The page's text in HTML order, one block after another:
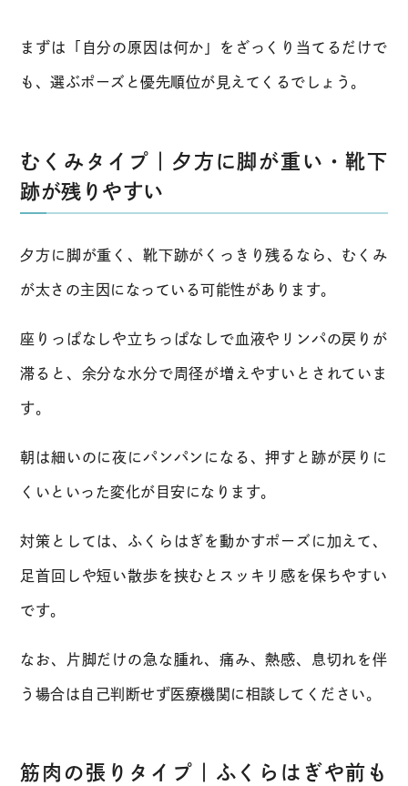
まずは「自分の原因は何か」をざっくり当てるだけで
も、選ぶポーズと優先順位が見えてくるでしょう。
むくみタイプ｜夕方に脚が重い・靴下
跡が残りやすい
夕方に脚が重く、靴下跡がくっきり残るなら、むくみ
が太さの主因になっている可能性があります。
座りっぱなしや立ちっぱなしで血液やリンパの戻りが
滞ると、余分な水分で周径が増えやすいとされていま
す。
朝は細いのに夜にパンパンになる、押すと跡が戻りに
くいといった変化が目安になります。
対策としては、ふくらはぎを動かすポーズに加えて、
足首回しや短い散歩を挟むとスッキリ感を保ちやすい
です。
なお、片脚だけの急な腫れ、痛み、熱感、息切れを伴
う場合は自己判断せず医療機関に相談してください。
筋肉の張りタイプ｜ふくらはぎや前も